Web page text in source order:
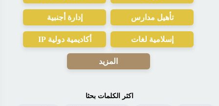
تأهيل مدارس إدارة أجنبية
إسلامية لغات أكاديمية دولية IP
المزيد
اكثر الكلمات بحثا